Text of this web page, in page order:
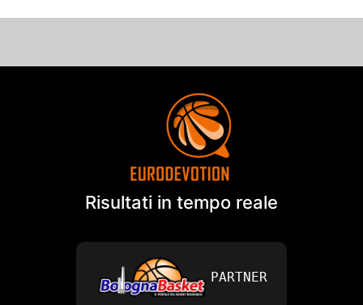
Risultati in tempo reale
PARTNER